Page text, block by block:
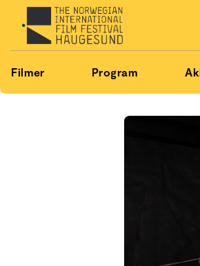
Filmer Program